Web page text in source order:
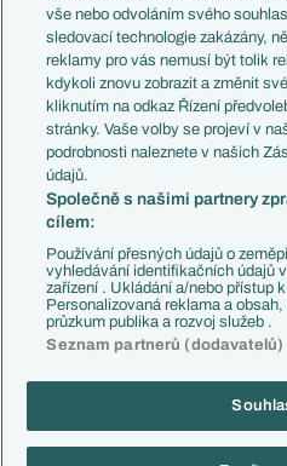
Evropské koeficienty
Přestupy
Přestupové spekulace
Zranění
Kluby
Arsenal FC
Chelsea FC
Manchester United
AC Milán
Juventus FC
Bayern Mnichov
FC Barcelona
Real Madrid
Copyright © 2001-2026 EuroFotbal.cz.
Informace o
vše nebo odvoláním svého
sledovací technologie zakázány,
reklamy pro vás nemusí být tolik
kdykoli znovu zobrazit a změnit
kliknutím na odkaz Řízení
stránky. Vaše volby se projeví v
podrobnosti naleznete v našich
údajů.
Společně s našimi partnery
cílem:
Používání přesných údajů o
vyhledávání identifikačních údajů
zařízení . Ukládání a/nebo přístup
Personalizovaná reklama a
průzkum publika a rozvoj služeb .
Seznam partnerů (dodavatelů)